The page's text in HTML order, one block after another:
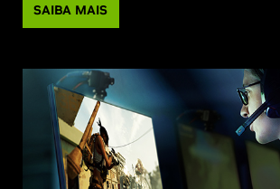
SAIBA MAIS